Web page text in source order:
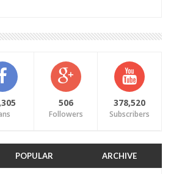
506
Followers
378,520
Subscribers
POPULAR ARCHIVE